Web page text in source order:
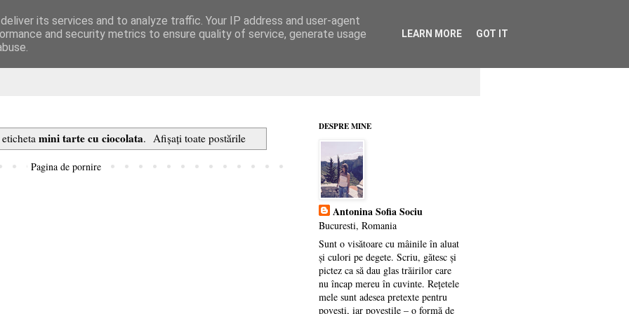
mini tarte cu ciocolata. Afișați toate postările
Pagina de pornire
DESPRE MINE
Antonina Sofia Sociu
Bucuresti, Romania
Sunt o visătoare cu mâinile în aluat
și culori pe degete. Scriu, gătesc și
pictez ca să dau glas trăirilor care
nu încap mereu în cuvinte. Rețetele
mele sunt adesea pretexte pentru
povești, iar poveștile – o formă de
its services and to analyze traffic. Your IP address and user-agent
and security metrics to ensure quality of service, generate usage
LEARN MORE GOT IT